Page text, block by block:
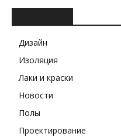
Дизайн
Изоляция
Лаки и краски
Новости
Полы
Проектирование